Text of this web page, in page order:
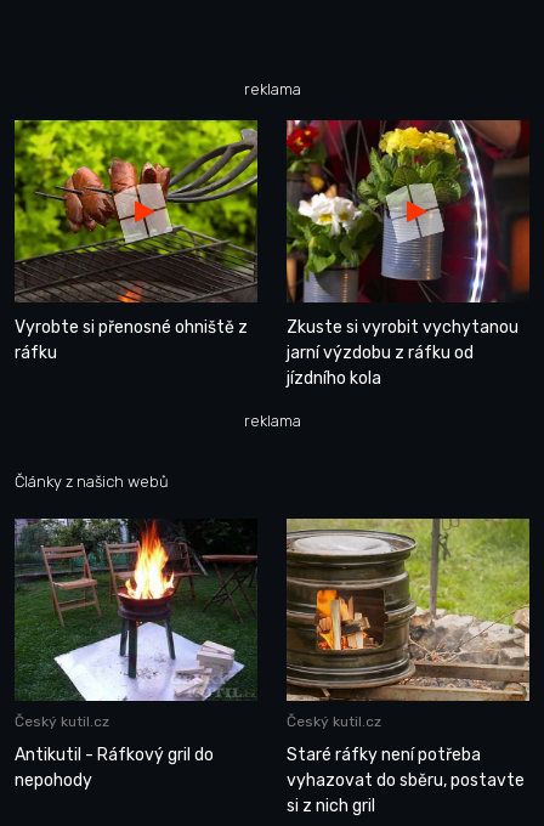
reklama
Vyrobte si přenosné ohniště z
ráfku
Zkuste si vyrobit vychytanou
jarní výzdobu z ráfku od
jízdního kola
reklama
Články z našich webů
Český kutil.cz
Antikutil - Ráfkový gril do
nepohody
Český kutil.cz
Staré ráfky není potřeba
vyhazovat do sběru, postavte
si z nich gril